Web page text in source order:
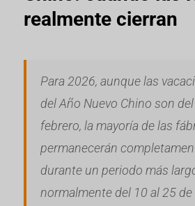
realmente cierran
Para 2026, aunque las
del Año Nuevo Chino son
febrero, la mayoría de las
permanecerán
durante un periodo más
normalmente del 10 al 25 de